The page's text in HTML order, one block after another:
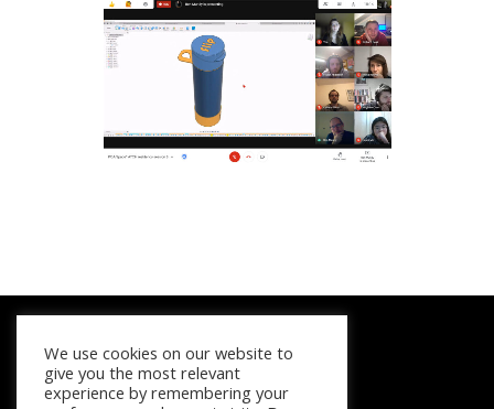
We use cookies on our website to
give you the most relevant
experience by remembering your